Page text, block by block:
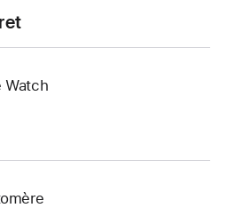
Watch